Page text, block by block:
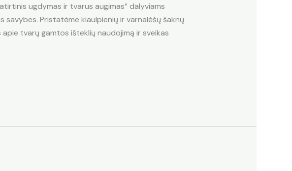
ugdymas ir tvarus augimas“ dalyviams
savybes. Pristatėme kiaulpienių ir varnalėšų šaknų
tvarų gamtos išteklių naudojimą ir sveikas